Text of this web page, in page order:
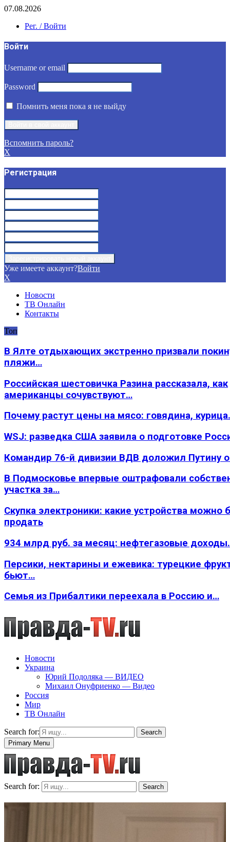
07.08.2026
Рег. / Войти
Войти
Username or email
Password
Помнить меня пока я не выйду
Вспомнить пароль?
X
Регистрация
Уже имеете аккаунт?Войти
X
Новости
ТВ Онлайн
Контакты
Топ
В Ялте отдыхающих экстренно призвали
пляжи…
Российская шестовичка Разина рассказала, как
американцы сочувствуют…
Почему растут цены на мясо: говядина,
WSJ: разведка США заявила о подготовке
Командир 76-й дивизии ВДВ доложил Путину
В Подмосковье впервые оштрафовали
участка за…
Скупка электроники: какие устройства можно
продать
934 млрд руб. за месяц: нефтегазовые
Персики, нектарины и ежевика: турецкие
бьют…
Семья из Прибалтики переехала в Россию и…
Новости
Украина
Юрий Подоляка — ВИДЕО
Михаил Онуфриенко — Видео
Россия
Мир
ТВ Онлайн
Search for:
Search
Primary Menu
Search for: Search